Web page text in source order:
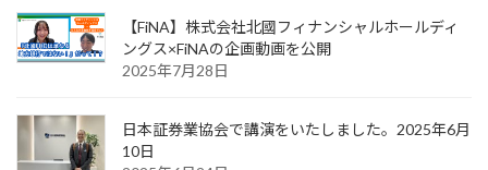
【FiNA】株式会社北國フィナンシャルホールディ
ングス×FiNAの企画動画を公開
2025年7月28日
日本証券業協会で講演をいたしました。2025年6月
10日